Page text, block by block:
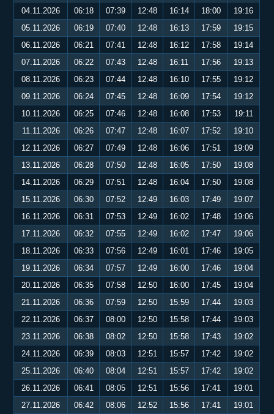
04.11.2026 06:18 07:39 12:48 16:14 18:00
19:16
05.11.2026
06:19 07:40 12:48 16:13 17:59
19:15
06.11.2026
06:21 07:41 12:48 16:12 17:58
19:14
07.11.2026
06:22 07:43 12:48 16:11 17:56
19:13
08.11.2026
06:23 07:44 12:48 16:10 17:55
19:12
09.11.2026
06:24 07:45 12:48 16:09 17:54
19:12
10.11.2026
06:25 07:46 12:48 16:08 17:53
19:11
11.11.2026
06:26 07:47 12:48 16:07 17:52
19:10
12.11.2026
06:27 07:49 12:48 16:06 17:51
19:09
13.11.2026
06:28 07:50 12:48 16:05 17:50
19:08
14.11.2026
06:29 07:51 12:48 16:04 17:50
19:08
15.11.2026
06:30 07:52 12:49 16:03 17:49
19:07
16.11.2026
06:31 07:53 12:49 16:02 17:48
19:06
17.11.2026
06:32 07:55 12:49 16:02 17:47
19:06
18.11.2026
06:33 07:56 12:49 16:01 17:46
19:05
19.11.2026
06:34 07:57 12:49 16:00 17:46
19:04
20.11.2026
06:35 07:58 12:50 16:00 17:45
19:04
21.11.2026
06:36 07:59 12:50 15:59 17:44
19:03
22.11.2026
06:37 08:00 12:50 15:58 17:44
19:03
23.11.2026
06:38 08:02 12:50 15:58 17:43
19:02
24.11.2026
06:39 08:03 12:51 15:57 17:42
19:02
25.11.2026
06:40 08:04 12:51 15:57 17:42
19:02
26.11.2026
06:41 08:05 12:51 15:56 17:41
19:01
27.11.2026
06:42 08:06 12:52 15:56 17:41
19:01